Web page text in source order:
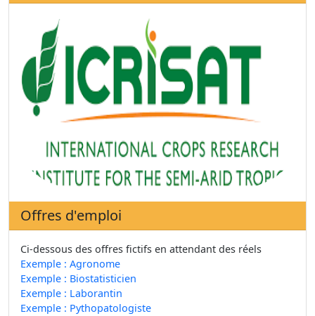
Offres d'emploi
Ci-dessous des offres fictifs en attendant des réels
Exemple : Agronome
Exemple : Biostatisticien
Exemple : Laborantin
Exemple : Pythopatologiste